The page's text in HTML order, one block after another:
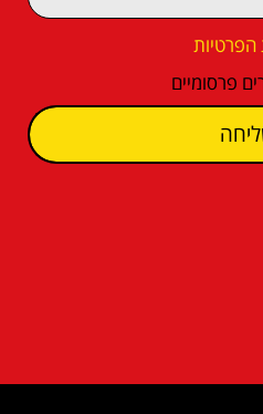
הפרטיות
פרסומיים